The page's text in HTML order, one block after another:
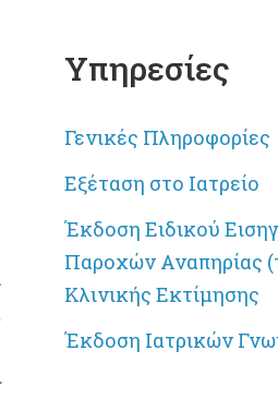
Υπηρεσίες
Γενικές Πληροφορίες
Εξέταση στο Ιατρείο
Έκδοση Ειδικού
Παροχών Αναπηρίας
Κλινικής Εκτίμησης
Έκδοση Ιατρικών